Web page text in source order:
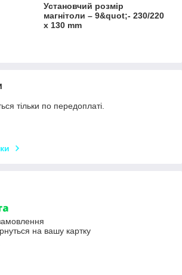
Установчий розмір
магнітоли – 9&quot;- 230/220
х 130 mm
тільки по передоплаті.
на вашу картку